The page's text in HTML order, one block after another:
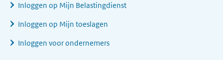
Inloggen op Mijn Belastingdienst
Inloggen op Mijn toeslagen
Inloggen voor ondernemers